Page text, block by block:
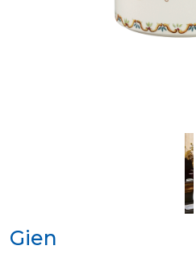
Gien